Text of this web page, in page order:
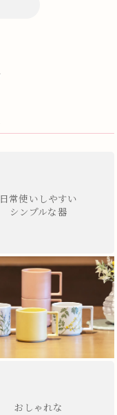
日常使いしやすい
シンプルな器
おしゃれな